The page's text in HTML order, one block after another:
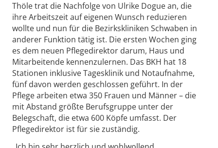
Thöle trat die Nachfolge von Ulrike Dogue an, die
ihre Arbeitszeit auf eigenen Wunsch reduzieren
wollte und nun für die Bezirkskliniken Schwaben in
anderer Funktion tätig ist. Die ersten Wochen ging
es dem neuen Pflegedirektor darum, Haus und
Mitarbeitende kennenzulernen. Das BKH hat 18
Stationen inklusive Tagesklinik und Notaufnahme,
fünf davon werden geschlossen geführt. In der
Pflege arbeiten etwa 350 Frauen und Männer – die
mit Abstand größte Berufsgruppe unter der
Belegschaft, die etwa 600 Köpfe umfasst. Der
Pflegedirektor ist für sie zuständig.